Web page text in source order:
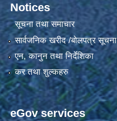
Notices
सूचना तथा समाचार
सार्वजनिक खरीद /बोलपत्र सूचना
एन, कानुन तथा निर्देशिका
कर तथा शुल्कहरु
eGov services